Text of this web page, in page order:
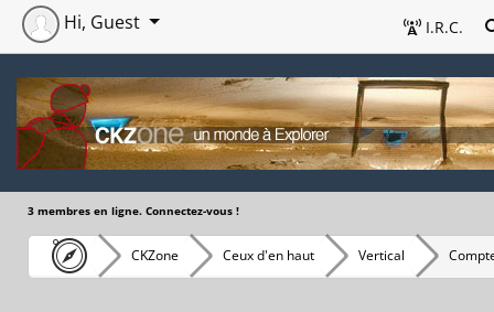
I.R.C.
Hi, Guest
3 membres en ligne. Connectez-vous !
CKZone Ceux d'en haut Vertical